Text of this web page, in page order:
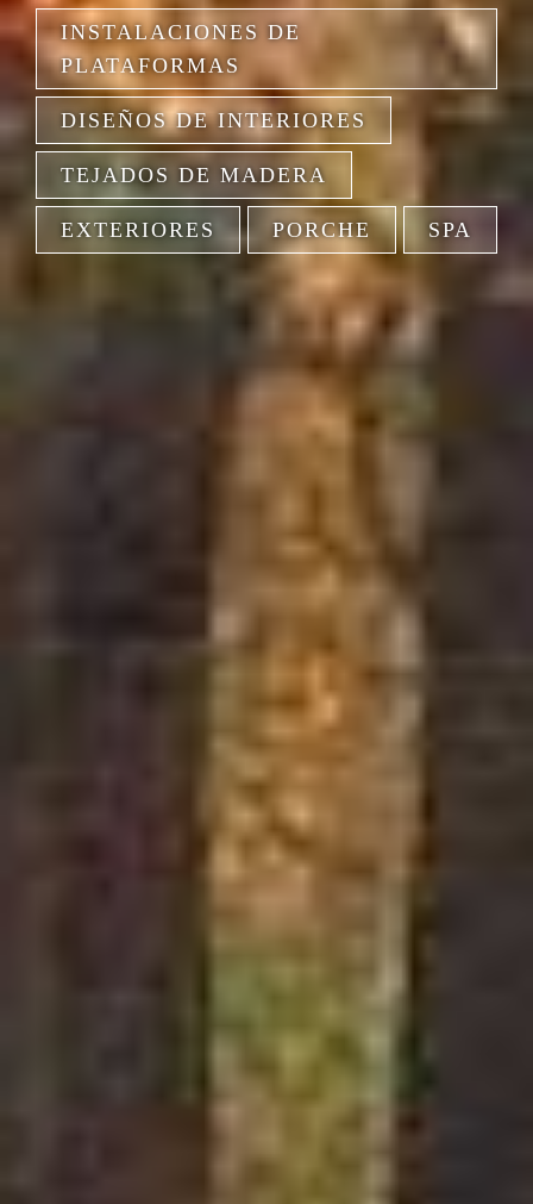
INSTALACIONES DE
PLATAFORMAS
DISEÑOS DE INTERIORES
TEJADOS DE MADERA
EXTERIORES PORCHE SPA